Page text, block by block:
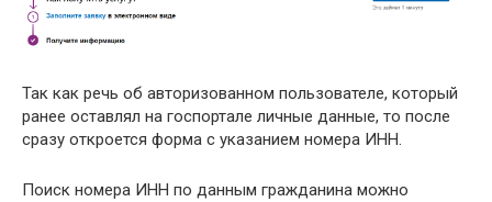
Так как речь об авторизованном пользователе, который
ранее оставлял на госпортале личные данные, то после
сразу откроется форма с указанием номера ИНН.
Поиск номера ИНН по данным гражданина можно